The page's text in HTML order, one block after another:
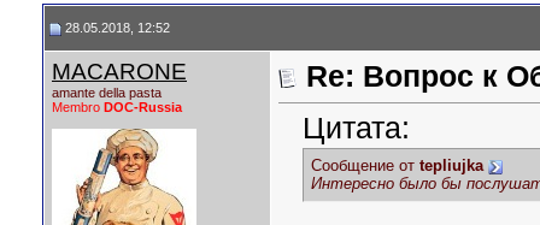
28.05.2018, 12:52
MACARONE
amante della pasta
Membro DOC-Russia
Re: Вопрос к
Цитата:
Сообщение от tepliujka
Интересно было бы